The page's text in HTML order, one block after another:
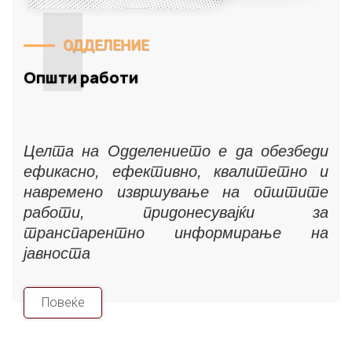
ОДДЕЛЕНИЕ
Општи работи
Целта на Одделението е да обезбеди
ефикасно, ефективно, квалитетно и
навремено извршување на општите
работи, придонесувајќи за
транспарентно информирање на
јавноста
Повеќе